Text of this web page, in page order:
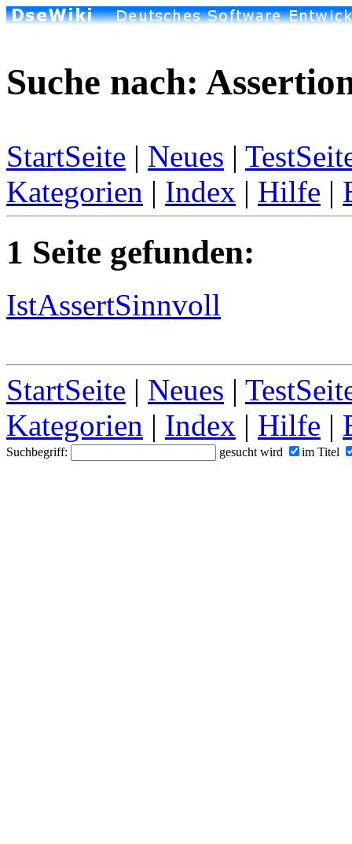
Suche nach:
StartSeite | Neues |
Kategorien | Index | Hilfe |
1 Seite gefunden:
IstAssertSinnvoll
StartSeite | Neues |
Kategorien | Index | Hilfe |
Suchbegriff: gesucht wird im Titel